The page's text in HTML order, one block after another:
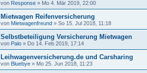
von Response » Mo 4. Mär 2019, 22:00
Mietwagen Reifenversicherung
von Mietwagenfreund » So 15. Jul 2018, 11:18
Selbstbeteiligung Versicherung Mietwagen
von Palo » Do 14. Feb 2019, 17:14
Leihwagenversicherung.de und Carsharing
von Bluebye » Mo 25. Jun 2018, 11:23